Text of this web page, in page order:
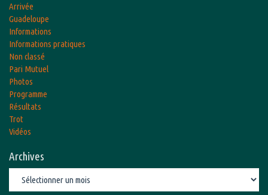
Arrivée
Guadeloupe
Informations
Informations pratiques
Non classé
Pari Mutuel
Photos
Programme
Résultats
Trot
Vidéos
Archives